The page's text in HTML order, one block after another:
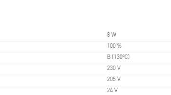
8 W
100 %
B (130ºC)
230 V
205 V
24 V